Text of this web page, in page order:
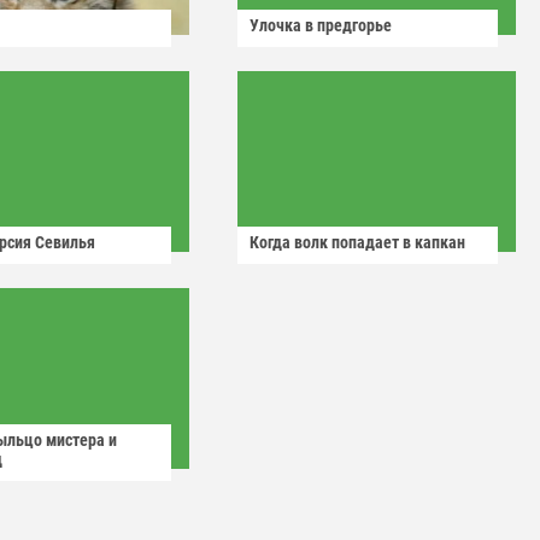
Улочка в предгорье
Севилья Когда волк попадает в капкан
мистера и